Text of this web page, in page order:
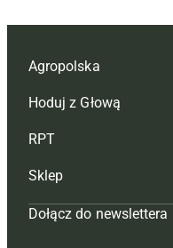
Agropolska
Redakcja
Reklama
Tagi
Mapa serwisu
Hoduj z Głową
Hoduj z głową bydło
Hoduj z głową świnie
Prenumerata
RPT
Redakcja
Prenumerata
Sklep
Czasopisma i prenumerata
Dołącz do newslettera